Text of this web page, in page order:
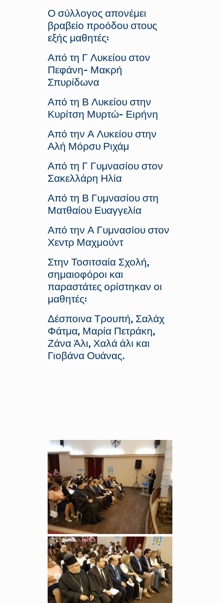
Ο σύλλογος απονέμει
βραβείο προόδου στους
εξής μαθητές:
Από τη Γ Λυκείου στον
Πεφάνη- Μακρή
Σπυρίδωνα
Από τη Β Λυκείου στην
Κυρίτση Μυρτώ- Ειρήνη
Από την Α Λυκείου στην
Αλή Μόρσυ Ριχάμ
Από τη Γ Γυμνασίου στον
Σακελλάρη Ηλία
Από τη Β Γυμνασίου στη
Ματθαίου Ευαγγελία
Από την Α Γυμνασίου στον
Χεντρ Μαχμούντ
Στην Τοσιτσαία Σχολή,
σημαιοφόροι και
παραστάτες ορίστηκαν οι
μαθητές:
Δέσποινα Τρουπή, Σαλάχ
Φάτμα, Μαρία Πετράκη,
Ζάνα Άλι, Χαλά άλι και
Γιοβάνα Ουάνας.